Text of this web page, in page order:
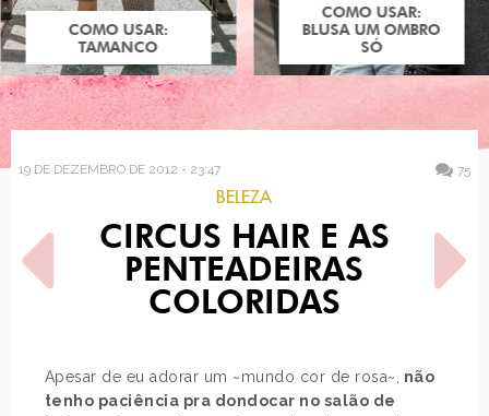
COMO USAR:
TAMANCO
COMO USAR:
BLUSA UM OMBRO
SÓ
19 DE DEZEMBRO DE 2012 - 23:47 75
BELEZA
CIRCUS HAIR E AS
PENTEADEIRAS
COLORIDAS
Apesar de eu adorar um ~mundo cor de rosa~,
não
tenho paciência pra dondocar no salão de
POST ANTERIOR
LOOK DO DIA: SAIA DE
TULE
PRÓXIMO POST
OS ILUMINADORES
LÍQUIDOS DA YES